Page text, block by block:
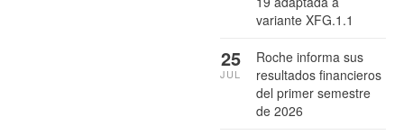
variante XFG.1.1
Roche informa sus
resultados financieros
del primer semestre
de 2026
25
JUL